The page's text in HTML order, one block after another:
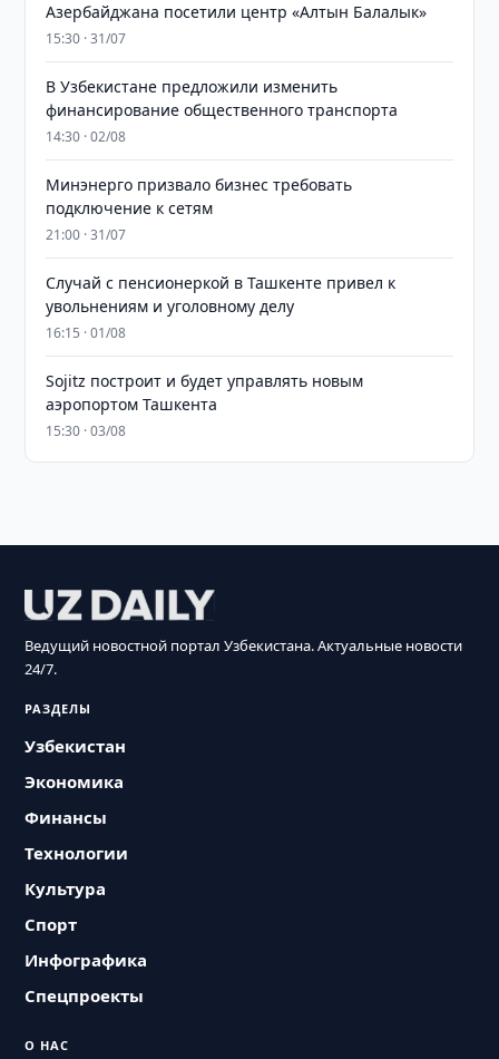
Азербайджана посетили центр «Алтын Балалык»
15:30 · 31/07
В Узбекистане предложили изменить
финансирование общественного транспорта
14:30 · 02/08
Минэнерго призвало бизнес требовать
подключение к сетям
21:00 · 31/07
Случай с пенсионеркой в Ташкенте привел к
увольнениям и уголовному делу
16:15 · 01/08
Sojitz построит и будет управлять новым
аэропортом Ташкента
15:30 · 03/08
Ведущий новостной портал Узбекистана. Актуальные новости
24/7.
РАЗДЕЛЫ
Узбекистан
Экономика
Финансы
Технологии
Культура
Спорт
Инфографика
Спецпроекты
О НАС